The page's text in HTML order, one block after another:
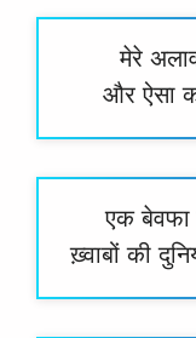
मेरे
और ऐसा
एक बेवफा
ख़्वाबों की